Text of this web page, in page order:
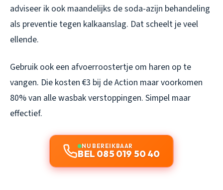
adviseer ik ook maandelijks de soda-azijn behandeling
als preventie tegen kalkaanslag. Dat scheelt je veel
ellende.
Gebruik ook een afvoerroostertje om haren op te
vangen. Die kosten €3 bij de Action maar voorkomen
80% van alle wasbak verstoppingen. Simpel maar
effectief.
NU BEREIKBAAR
BEL 085 019 50 40